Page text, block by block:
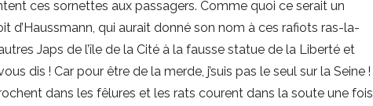
ces sornettes aux passagers. Comme quoi ce serait un
d’Haussmann, qui aurait donné son nom à ces rafiots ras-la-
Japs de l’île de la Cité à la fausse statue de la Liberté et
dis ! Car pour être de la merde, j’suis pas le seul sur la Seine !
dans les fêlures et les rats courent dans la soute une fois